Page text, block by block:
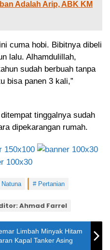
Adalah Arip, ABK KM
cuma hobi. Bibitnya dibeli
lalu. Alhamdulillah,
sudah berbuah tanpa
bisa panen 3 kali,”
tinggalnya sudah
dipekarangan rumah.
Natuna Pertanian
Ahmad Farrel
Limbah Minyak Hitam
Kapal Tanker Asing